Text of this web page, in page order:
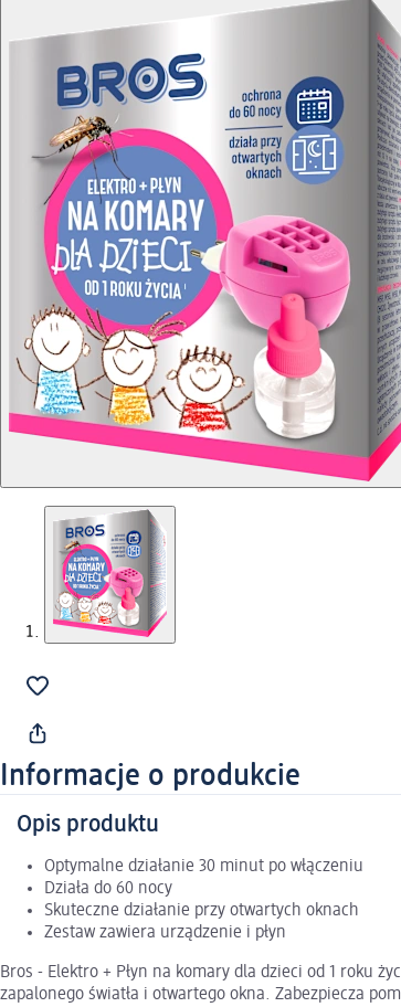
Informacje o produkcie
Opis produktu
Optymalne działanie 30 minut po włączeniu
Działa do 60 nocy
Skuteczne działanie przy otwartych oknach
Zestaw zawiera urządzenie i płyn
Bros - Elektro + Płyn na komary dla dzieci od 1 roku
zapalonego światła i otwartego okna. Zabezpiecza